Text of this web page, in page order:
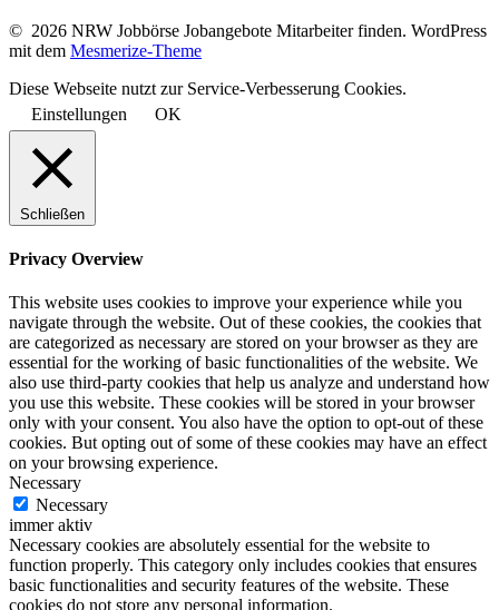
© 2026 NRW Jobbörse Jobangebote Mitarbeiter finden. WordPress
mit dem Mesmerize-Theme
Diese Webseite nutzt zur Service-Verbesserung Cookies.
Einstellungen
OK
Schließen
Privacy Overview
This website uses cookies to improve your experience while you
navigate through the website. Out of these cookies, the cookies that
are categorized as necessary are stored on your browser as they are
essential for the working of basic functionalities of the website. We
also use third-party cookies that help us analyze and understand how
you use this website. These cookies will be stored in your browser
only with your consent. You also have the option to opt-out of these
cookies. But opting out of some of these cookies may have an effect
on your browsing experience.
Necessary
Necessary
immer aktiv
Necessary cookies are absolutely essential for the website to
function properly. This category only includes cookies that ensures
basic functionalities and security features of the website. These
cookies do not store any personal information.